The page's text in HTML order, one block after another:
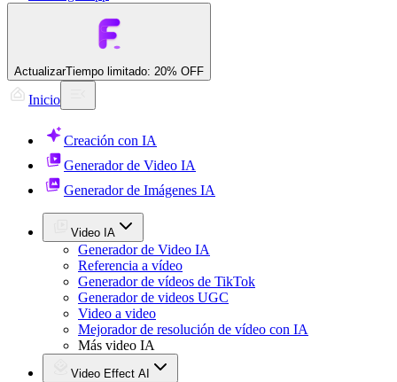
ActualizarTiempo limitado: 20% OFF
Inicio
Creación con IA
Generador de Video IA
Generador de Imágenes IA
Video IA
Generador de Video IA
Referencia a vídeo
Generador de vídeos de TikTok
Generador de videos UGC
Video a video
Mejorador de resolución de vídeo con IA
Más video IA
Video Effect AI